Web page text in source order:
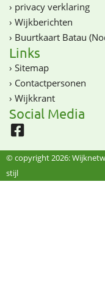
› privacy verklaring
› Wijkberichten
› Buurtkaart Batau
Links
› Sitemap
› Contactpersonen
› Wijkkrant
Social Media
© copyright 2026:
stijl